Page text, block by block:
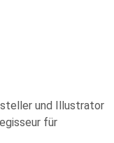
und Illustrator
für